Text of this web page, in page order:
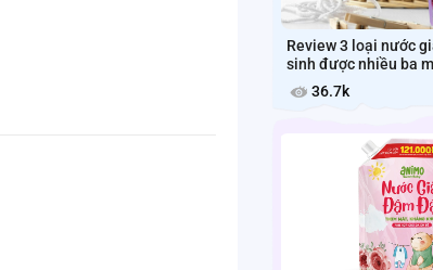
Review 3 loại nước
sinh được nhiều ba
36.7k